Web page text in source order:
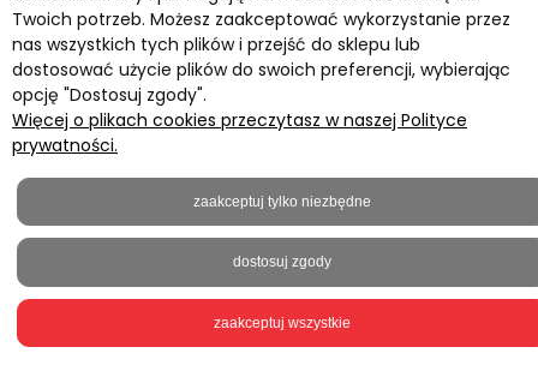
Przydatne materiały
Informacje
Kontakt z nami
Sklep internetowy Shoper.pl
RealizacjaOnisoft
pokaż pełną wersję strony
Twoich potrzeb. Możesz zaakceptować wykorzystanie przez
nas wszystkich tych plików i przejść do sklepu lub
dostosować użycie plików do swoich preferencji, wybierając
opcję "Dostosuj zgody".
Więcej o plikach cookies przeczytasz w naszej Polityce
prywatności.
zaakceptuj tylko niezbędne
dostosuj zgody
zaakceptuj wszystkie